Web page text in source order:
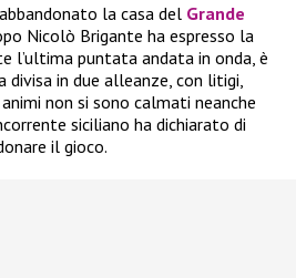
la casa del Grande
Nicolò Brigante ha espresso la
l’ultima puntata andata in onda, è
in due alleanze, con litigi,
non si sono calmati neanche
siciliano ha dichiarato di
il gioco.